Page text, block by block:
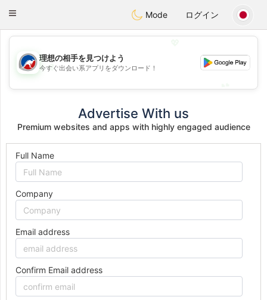
AustraliaChat
Toggle
Mode ログイン
💖
💕
理想の相手を見つけよう
今すぐ出会い系アプリをダウンロード！
Advertise With us
Premium websites and apps with highly engaged audience
Full Name
Company
Email address
Confirm Email address